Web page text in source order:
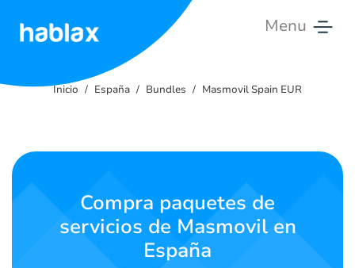
Menu
Tarifas
Contáctanos
Español
Inicio España Bundles Masmovil Spain EUR
Compra paquetes de
servicios de Masmovil en
España